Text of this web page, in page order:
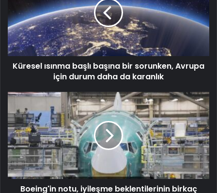
Küresel ısınma başlı başına bir sorunken, Avrupa
için durum daha da karanlık
Boeing'in notu, iyileşme beklentilerinin birkaç